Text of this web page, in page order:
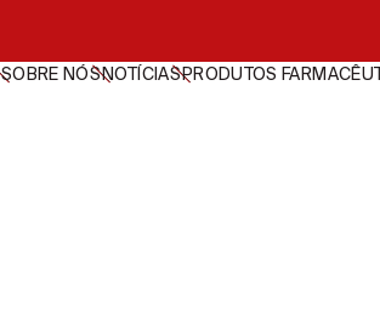
SOBRE NÓSNOTÍCIASPRODUTOS